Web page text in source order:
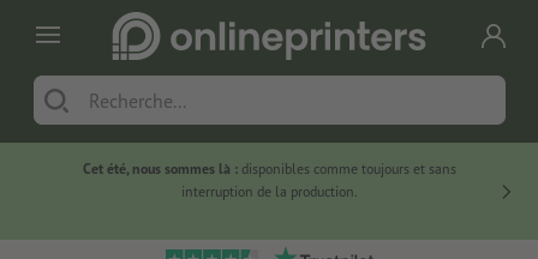
Cet été, nous sommes là :disponibles comme toujours et sans
interruption de la production.